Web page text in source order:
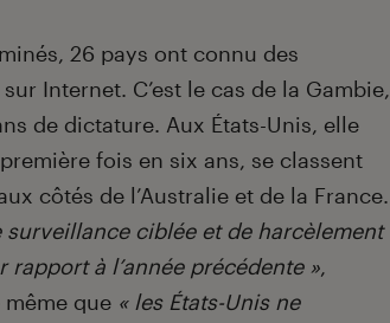
26 pays ont connu des
Internet. C’est le cas de la Gambie,
de dictature. Aux États-Unis, elle
fois en six ans, se classent
côtés de l’Australie et de la France.
ciblée et de harcèlement
à l’année précédente »,
que « les États-Unis ne